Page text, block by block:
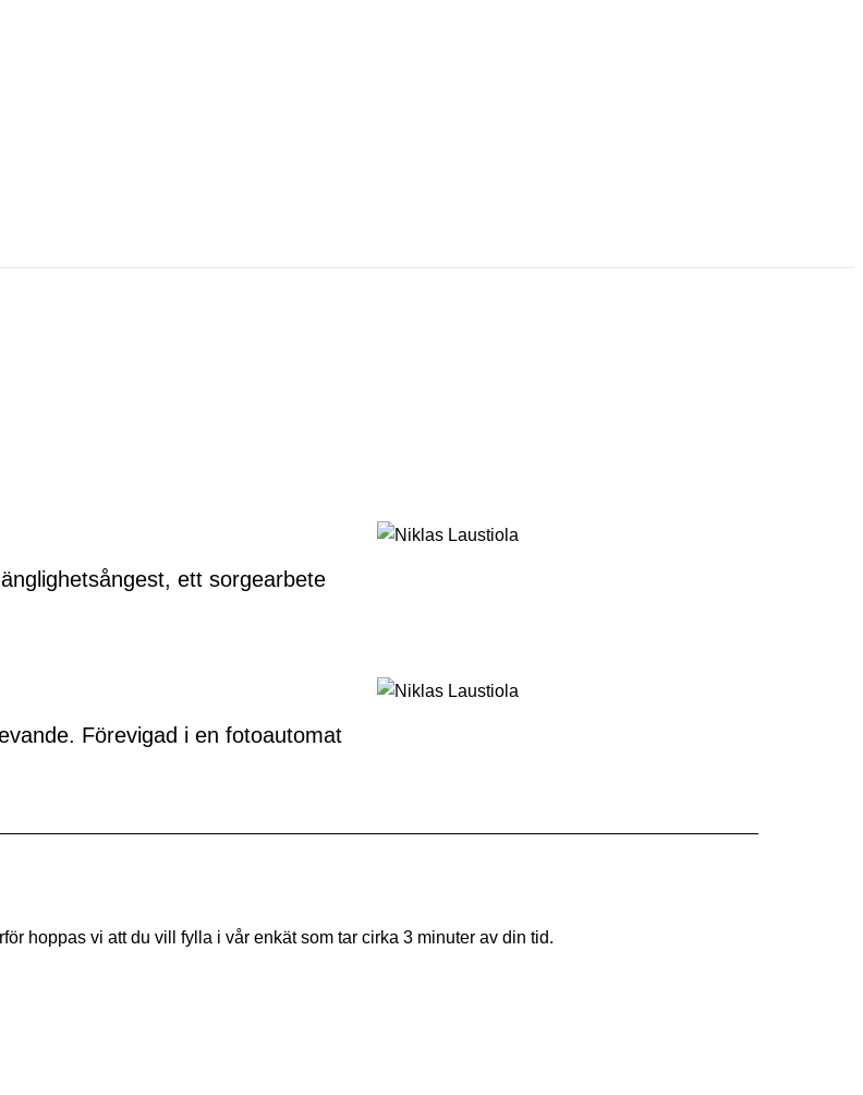
ett sorgearbete
Förevigad i en fotoautomat
hoppas vi att du vill fylla i vår enkät som tar cirka 3 minuter av din tid.